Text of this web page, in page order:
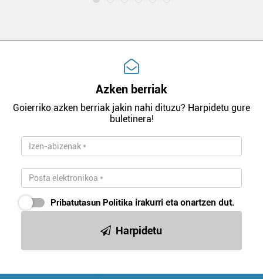
Azken berriak
Goierriko azken berriak jakin nahi dituzu? Harpidetu gure
buletinera!
Pribatutasun Politika irakurri eta onartzen dut.
Harpidetu